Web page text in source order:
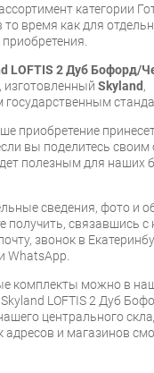
категории
то время как для
LOFTIS 2 Дуб Бофорд/
изготовленный Skyland,
приобретение
вы поделитесь
полезным для наших
сведения, фото и
связавшись с
звонок в
WhatsApp.
комплекты можно в
LOFTIS 2 Дуб
центрального
адресов и магазинов